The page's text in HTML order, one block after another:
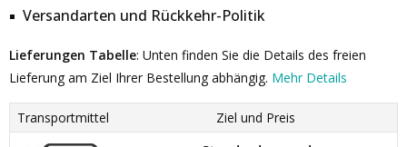
Versandarten und Rückkehr-Politik
Lieferungen Tabelle: Unten finden Sie die Details des freien
Lieferung am Ziel Ihrer Bestellung abhängig. Mehr Details
Transportmittel
Ziel und Preis